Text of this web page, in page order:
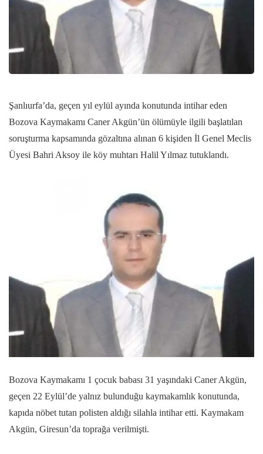
Şanlıurfa’da, geçen yıl eylül ayında konutunda intihar eden
Bozova Kaymakamı Caner Akgün’ün ölümüyle ilgili başlatılan
soruşturma kapsamında gözaltına alınan 6 kişiden İl Genel Meclis
Üyesi Bahri Aksoy ile köy muhtarı Halil Yılmaz tutuklandı.
Bozova Kaymakamı 1 çocuk babası 31 yaşındaki Caner Akgün,
geçen 22 Eylül’de yalnız bulunduğu kaymakamlık konutunda,
kapıda nöbet tutan polisten aldığı silahla intihar etti. Kaymakam
Akgün, Giresun’da toprağa verilmişti.